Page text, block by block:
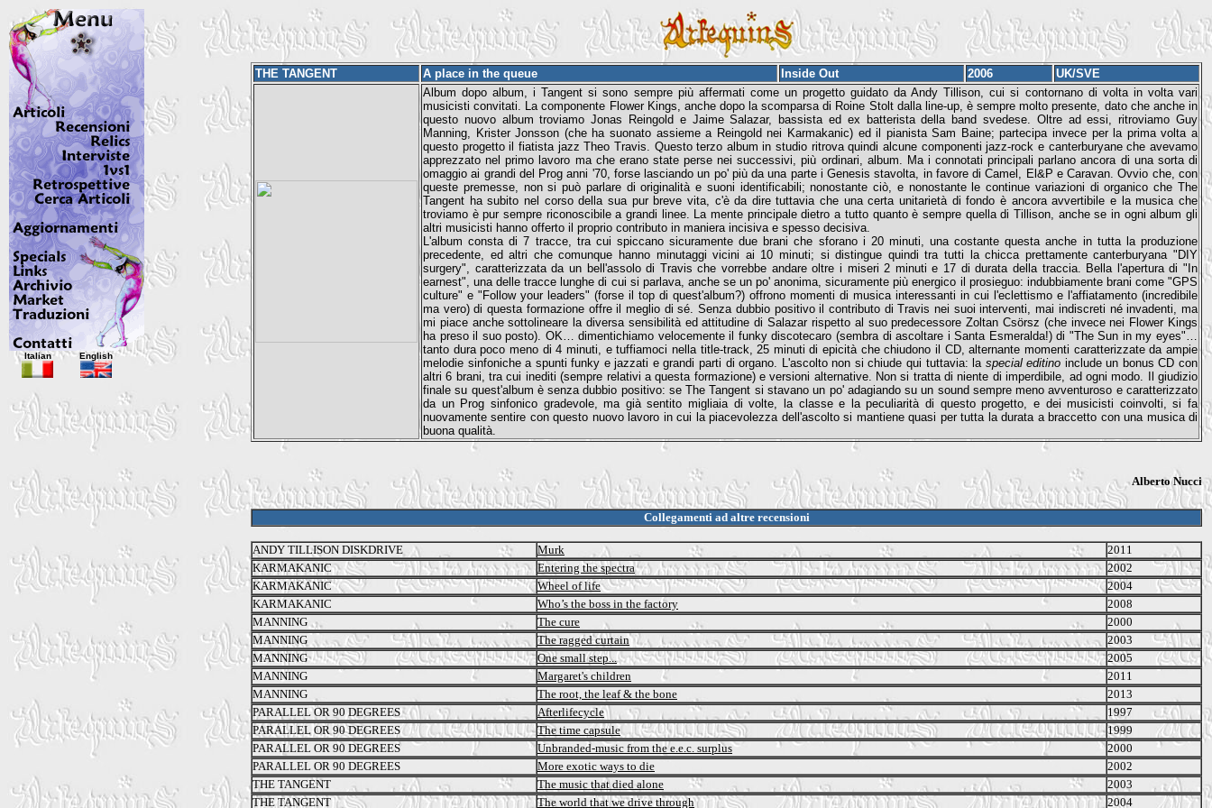
THE TANGENT A place in the queue Inside Out 2006
UK/SVE
Album dopo album, i Tangent si sono sempre più affermati come un progetto guidato da Andy Tillison, cui si contornano di volta in volta vari
musicisti convitati. La componente Flower Kings, anche dopo la scomparsa di Roine Stolt dalla line-up, è sempre molto presente, dato che anche in
questo nuovo album troviamo Jonas Reingold e Jaime Salazar, bassista ed ex batterista della band svedese. Oltre ad essi, ritroviamo Guy
Manning, Krister Jonsson (che ha suonato assieme a Reingold nei Karmakanic) ed il pianista Sam Baine; partecipa invece per la prima volta a
questo progetto il fiatista jazz Theo Travis. Questo terzo album in studio ritrova quindi alcune componenti jazz-rock e canterburyane che avevamo
apprezzato nel primo lavoro ma che erano state perse nei successivi, più ordinari, album. Ma i connotati principali parlano ancora di una sorta di
omaggio ai grandi del Prog anni '70, forse lasciando un po' più da una parte i Genesis stavolta, in favore di Camel, El&P e Caravan. Ovvio che, con
queste premesse, non si può parlare di originalità e suoni identificabili; nonostante ciò, e nonostante le continue variazioni di organico che The
Tangent ha subito nel corso della sua pur breve vita, c'è da dire tuttavia che una certa unitarietà di fondo è ancora avvertibile e la musica che
troviamo è pur sempre riconoscibile a grandi linee. La mente principale dietro a tutto quanto è sempre quella di Tillison, anche se in ogni album gli
altri musicisti hanno offerto il proprio contributo in maniera incisiva e spesso decisiva.
L'album consta di 7 tracce, tra cui spiccano sicuramente due brani che sforano i 20 minuti, una costante questa anche in tutta la produzione
precedente, ed altri che comunque hanno minutaggi vicini ai 10 minuti; si distingue quindi tra tutti la chicca prettamente canterburyana "DIY
surgery", caratterizzata da un bell'assolo di Travis che vorrebbe andare oltre i miseri 2 minuti e 17 di durata della traccia. Bella l'apertura di "In
earnest", una delle tracce lunghe di cui si parlava, anche se un po' anonima, sicuramente più energico il prosieguo: indubbiamente brani come "GPS
culture" e "Follow your leaders" (forse il top di quest'album?) offrono momenti di musica interessanti in cui l'eclettismo e l'affiatamento (incredibile
ma vero) di questa formazione offre il meglio di sé. Senza dubbio positivo il contributo di Travis nei suoi interventi, mai indiscreti né invadenti, ma
mi piace anche sottolineare la diversa sensibilità ed attitudine di Salazar rispetto al suo predecessore Zoltan Csörsz (che invece nei Flower Kings
ha preso il suo posto). OK… dimentichiamo velocemente il funky discotecaro (sembra di ascoltare i Santa Esmeralda!) di "The Sun in my eyes"…
tanto dura poco meno di 4 minuti, e tuffiamoci nella title-track, 25 minuti di epicità che chiudono il CD, alternante momenti caratterizzate da ampie
melodie sinfoniche a spunti funky e jazzati e grandi parti di organo. L'ascolto non si chiude qui tuttavia: la special editino include un bonus CD con
altri 6 brani, tra cui inediti (sempre relativi a questa formazione) e versioni alternative. Non si tratta di niente di imperdibile, ad ogni modo. Il giudizio
finale su quest'album è senza dubbio positivo: se The Tangent si stavano un po' adagiando su un sound sempre meno avventuroso e caratterizzato
da un Prog sinfonico gradevole, ma già sentito migliaia di volte, la classe e la peculiarità di questo progetto, e dei musicisti coinvolti, si fa
nuovamente sentire con questo nuovo lavoro in cui la piacevolezza dell'ascolto si mantiene quasi per tutta la durata a braccetto con una musica di
buona qualità.
Alberto Nucci
Collegamenti ad altre recensioni
ANDY TILLISON DISKDRIVE Murk
2011
KARMAKANIC
Entering the spectra
2002
KARMAKANIC
Wheel of life
2004
KARMAKANIC
Who’s the boss in the factory
2008
MANNING
The cure
2000
MANNING
The ragged curtain
2003
MANNING
One small step...
2005
MANNING
Margaret's children
2011
MANNING
The root, the leaf & the bone
2013
PARALLEL OR 90 DEGREES
Afterlifecycle
1997
PARALLEL OR 90 DEGREES
The time capsule
1999
PARALLEL OR 90 DEGREES
Unbranded-music from the e.e.c. surplus
2000
PARALLEL OR 90 DEGREES
More exotic ways to die
2002
THE TANGENT
The music that died alone
2003
THE TANGENT
The world that we drive through 2004
Italian English